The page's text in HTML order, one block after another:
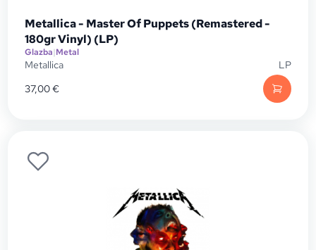
Metallica - Master Of Puppets (Remastered -
180gr Vinyl) (LP)
Glazba|Metal
Metallica
LP
37,00€